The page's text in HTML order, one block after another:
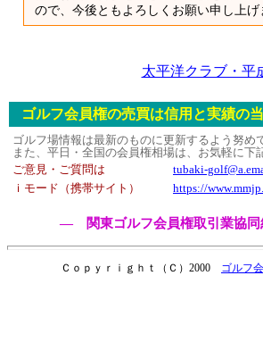
ので、今後ともよろしくお願い申し上げ
太平洋クラブ・平
ゴルフ会員権の売買は信用と実績の
ゴルフ場情報は最新のものに更新するよう努
また、平日・全国の会員権相場は、お気軽に下
ご意見・ご質問は tubaki-
ｉモード（携帯サイト）
https://
― 関東ゴルフ会員権取引業協
Ｃｏｐｙｒｉｇｈｔ（Ｃ）2000 ゴルフ